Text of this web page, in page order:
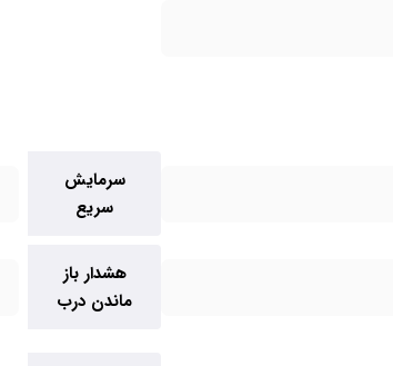
سرمایش
سریع
هشدار باز
ماندن درب